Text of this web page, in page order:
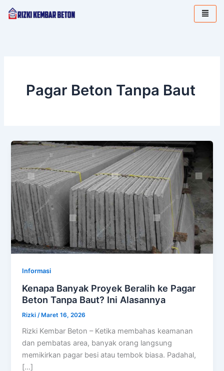
Lewati
Pagar Beton Tanpa Baut
Informasi
Kenapa Banyak Proyek Beralih ke Pagar
Beton Tanpa Baut? Ini Alasannya
Rizki /Maret 16, 2026
Rizki Kembar Beton – Ketika membahas keamanan
dan pembatas area, banyak orang langsung
memikirkan pagar besi atau tembok biasa. Padahal,
[…]